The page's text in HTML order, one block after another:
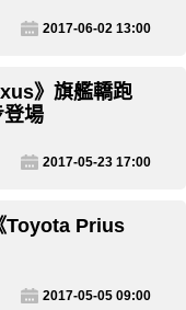
2017-06-02 13:00
》旗艦轎跑
登場
2017-05-23 17:00
Toyota Prius
2017-05-05 09:00